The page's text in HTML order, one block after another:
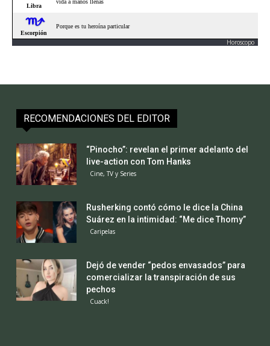
Horoscopo
RECOMENDACIONES DEL EDITOR
“Pinocho”: revelan el primer adelanto del
live-action con Tom Hanks
Cine, TV y Series
Rusherking contó cómo le dice la China
Suárez en la intimidad: “Me dice Thomy”
Caripelas
Dejó de vender “pedos envasados” para
comercializar la transpiración de sus
pechos
Cuack!